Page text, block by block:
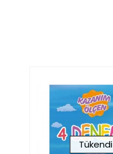
Tükendi